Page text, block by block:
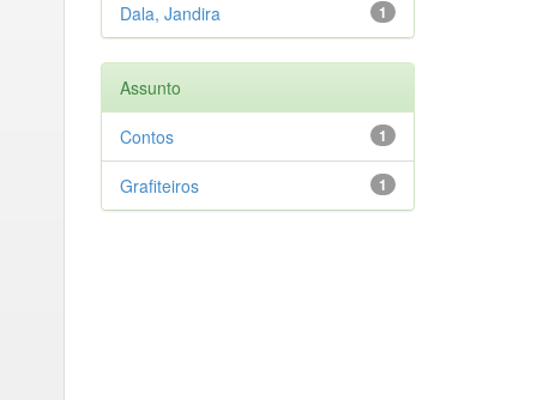
1
Dala, Jandira
Assunto
1
Contos
1
Grafiteiros